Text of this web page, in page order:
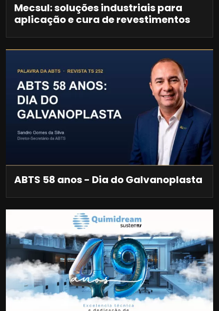
Mecsul: soluções industriais para
aplicação e cura de revestimentos
ABTS 58 anos - Dia do Galvanoplasta